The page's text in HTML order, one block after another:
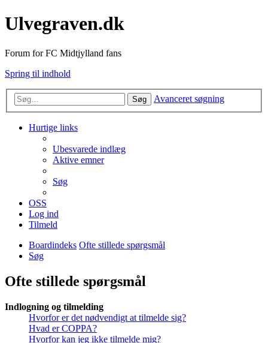
Ulvegraven.dk
Forum for FC Midtjylland fans
Spring til indhold
Søg Avanceret søgning
Hurtige links
Ubesvarede indlæg
Aktive emner
Søg
OSS
Log ind
Tilmeld
Boardindeks Ofte stillede spørgsmål
Søg
Ofte stillede spørgsmål
Indlogning og tilmelding
Hvorfor er det nødvendigt at tilmelde sig?
Hvad er COPPA?
Hvorfor kan jeg ikke tilmelde mig?